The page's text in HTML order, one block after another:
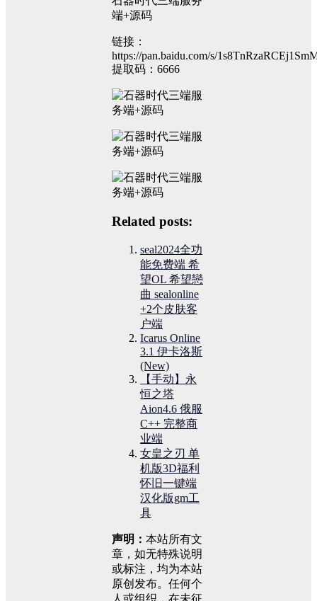
端+源码
链接：
https://pan.baidu.com/s/
提取码：6666
Related posts:
seal2024全功
能免费端 希
望OL 希望戀
曲 sealonline
+2个皮肤客
户端
Icarus Online
3.1 伊卡洛斯
(New)
【手动】永
恒之塔
Aion4.6 俄服
C++ 完整商
业端
女皇之刃 单
机版3D福利
怀旧一键端
汉化版gm工
具
声明： 本站所有文
章，如无特殊说明
或标注，均为本站
原创发布。任何个
人或组织，在未征